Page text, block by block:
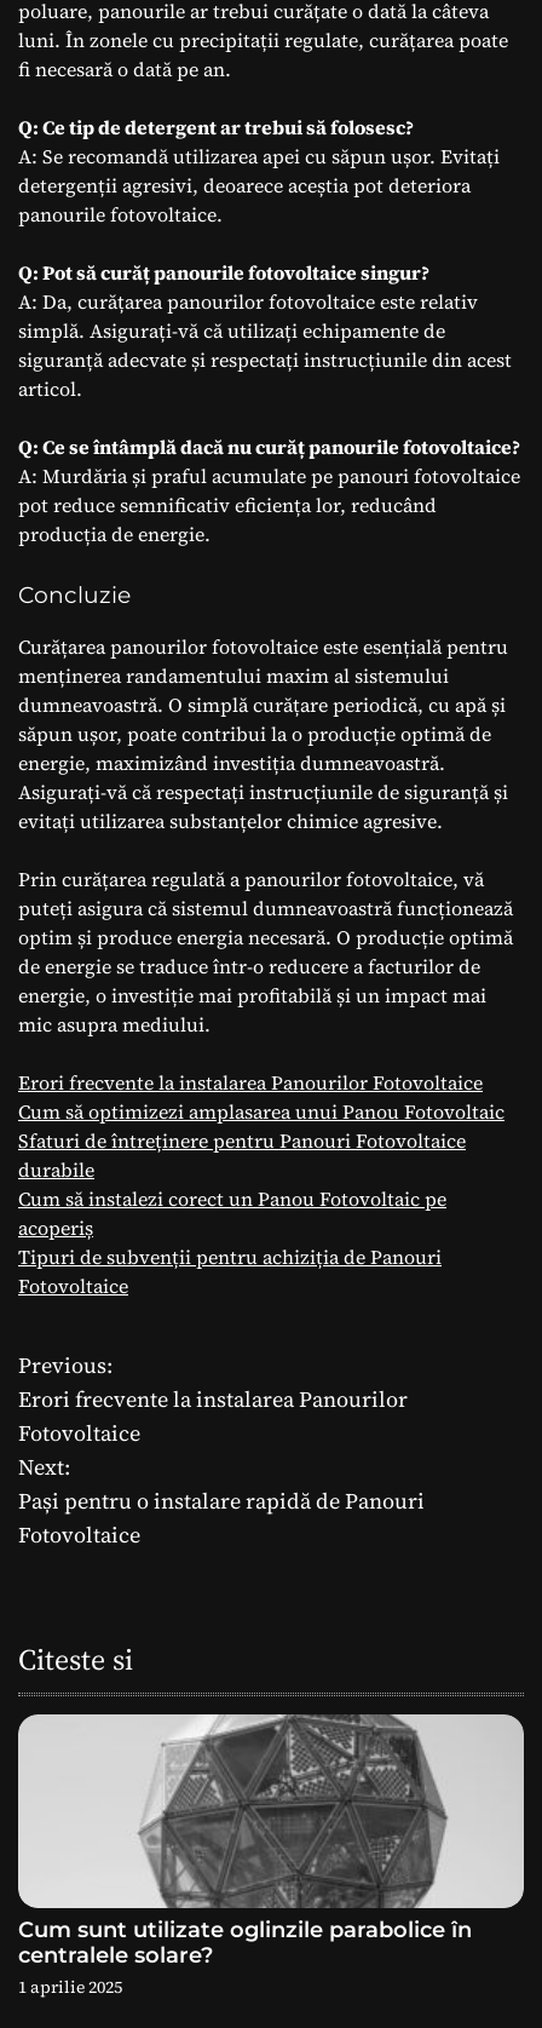
poluare, panourile ar trebui curățate o dată la câteva
luni. În zonele cu precipitații regulate, curățarea poate
fi necesară o dată pe an.
Q: Ce tip de detergent ar trebui să folosesc?
A: Se recomandă utilizarea apei cu săpun ușor. Evitați
detergenții agresivi, deoarece aceștia pot deteriora
panourile fotovoltaice.
Q: Pot să curăț panourile fotovoltaice singur?
A: Da, curățarea panourilor fotovoltaice este relativ
simplă. Asigurați-vă că utilizați echipamente de
siguranță adecvate și respectați instrucțiunile din acest
articol.
Q: Ce se întâmplă dacă nu curăț panourile fotovoltaice?
A: Murdăria și praful acumulate pe panouri fotovoltaice
pot reduce semnificativ eficiența lor, reducând
producția de energie.
Concluzie
Curățarea panourilor fotovoltaice este esențială pentru
menținerea randamentului maxim al sistemului
dumneavoastră. O simplă curățare periodică, cu apă și
săpun ușor, poate contribui la o producție optimă de
energie, maximizând investiția dumneavoastră.
Asigurați-vă că respectați instrucțiunile de siguranță și
evitați utilizarea substanțelor chimice agresive.
Prin curățarea regulată a panourilor fotovoltaice, vă
puteți asigura că sistemul dumneavoastră funcționează
optim și produce energia necesară. O producție optimă
de energie se traduce într-o reducere a facturilor de
energie, o investiție mai profitabilă și un impact mai
mic asupra mediului.
Erori frecvente la instalarea Panourilor Fotovoltaice
Cum să optimizezi amplasarea unui Panou Fotovoltaic
Sfaturi de întreținere pentru Panouri Fotovoltaice
durabile
Cum să instalezi corect un Panou Fotovoltaic pe
acoperiș
Tipuri de subvenții pentru achiziția de Panouri
Fotovoltaice
N
a
v
i
r
e
a
r
t
Previous:
Erori frecvente la instalarea Panourilor
Fotovoltaice
Next:
Pași pentru o instalare rapidă de Panouri
Fotovoltaice
Citeste si
Cum sunt utilizate oglinzile parabolice în
centralele solare?
1 aprilie 2025